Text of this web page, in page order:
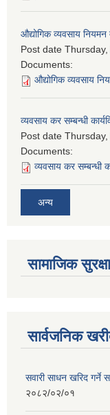
औद्योगिक व्यवसाय नियमन
Post date
Documents:
औद्योगिक व्यवसाय
व्यवसाय कर सम्बन्धी
Post date
Documents:
व्यवसाय कर सम्बन्धी
अन्य
सामाजिक सुरक्षा
सार्वजनिक
सवारी साधन खरिद गर्ने
२०८२/०२/०१